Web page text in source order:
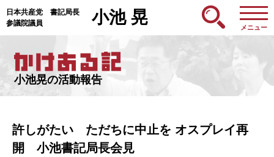
日本共産党 書記局長
参議院議員
小池 晃
メニュー
小池晃の活動報告
許しがたい ただちに中止を オスプレイ再
開 小池書記局長会見